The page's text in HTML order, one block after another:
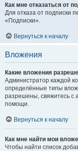
Как мне отказаться от
Для отказа от подписки
«Подписки».
Вернуться к началу
Вложения
Какие вложения
Администратор каждой
определённые типы
разрешены, свяжитесь с
помощи.
Вернуться к началу
Как мне найти мои
Чтобы найти список